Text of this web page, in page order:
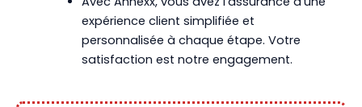
expérience client simplifiée et
personnalisée à chaque étape. Votre
satisfaction est notre engagement.